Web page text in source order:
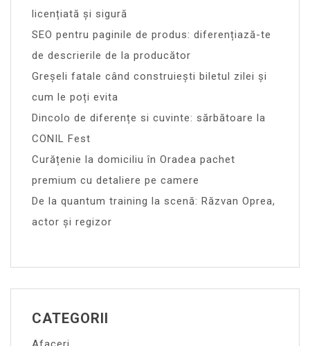
licențiată și sigură
SEO pentru paginile de produs: diferențiază-te
de descrierile de la producător
Greșeli fatale când construiești biletul zilei și
cum le poți evita
Dincolo de diferențe si cuvinte: sărbătoare la
CONIL Fest
Curățenie la domiciliu în Oradea pachet
premium cu detaliere pe camere
De la quantum training la scenă: Răzvan Oprea,
actor și regizor
CATEGORII